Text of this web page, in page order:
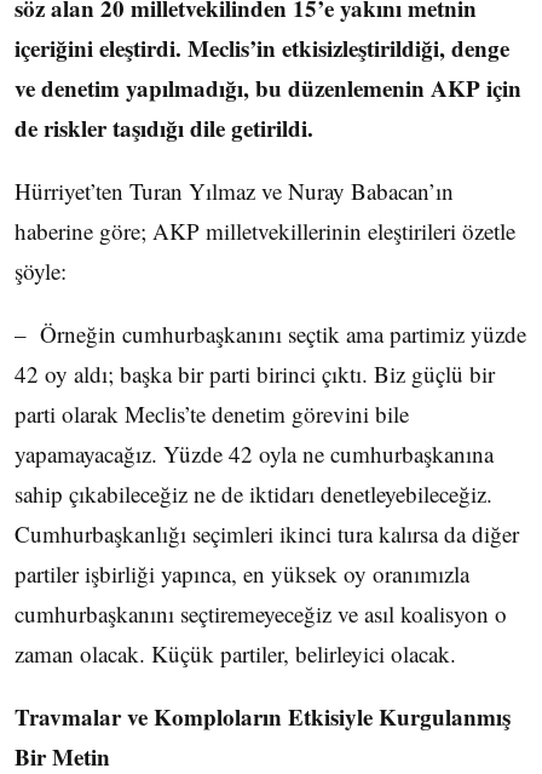
söz alan 20 milletvekilinden 15’e yakını metnin
içeriğini eleştirdi. Meclis’in etkisizleştirildiği, denge
ve denetim yapılmadığı, bu düzenlemenin AKP için
de riskler taşıdığı dile getirildi.
Hürriyet’ten Turan Yılmaz ve Nuray Babacan’ın
haberine göre; AKP milletvekillerinin eleştirileri özetle
şöyle:
– Örneğin cumhurbaşkanını seçtik ama partimiz yüzde
42 oy aldı; başka bir parti birinci çıktı. Biz güçlü bir
parti olarak Meclis’te denetim görevini bile
yapamayacağız. Yüzde 42 oyla ne cumhurbaşkanına
sahip çıkabileceğiz ne de iktidarı denetleyebileceğiz.
Cumhurbaşkanlığı seçimleri ikinci tura kalırsa da diğer
partiler işbirliği yapınca, en yüksek oy oranımızla
cumhurbaşkanını seçtiremeyeceğiz ve asıl koalisyon o
zaman olacak. Küçük partiler, belirleyici olacak.
Travmalar ve Komploların Etkisiyle Kurgulanmış
Bir Metin